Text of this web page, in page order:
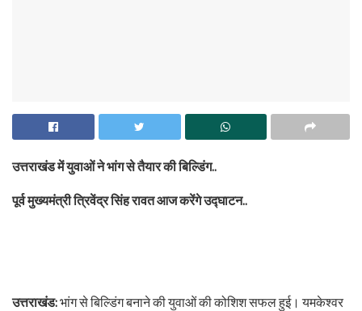
उत्तराखंड में युवाओं ने भांग से तैयार की बिल्डिंग..
पूर्व मुख्यमंत्री त्रिवेंद्र सिंह रावत आज करेंगे उद्घाटन..
उत्तराखंड:भांग से बिल्डिंग बनाने की युवाओं की कोशिश सफल हुई। यमकेश्वर